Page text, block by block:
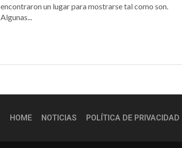
encontraron un lugar para mostrarse tal como son.
Algunas...
HOME NOTICIAS POLÍTICA DE PRIVACIDAD